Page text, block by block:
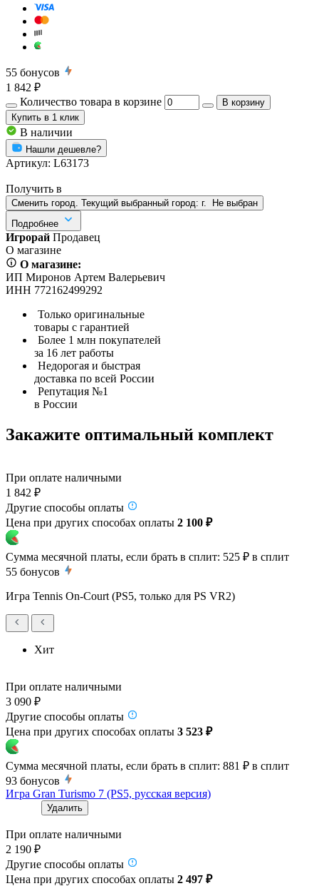
55 бонусов
1 842 ₽
Количество товара в корзине
В корзину
Купить в 1 клик
В наличии
Нашли дешевле?
Артикул: L63173
Получить в
Сменить город. Текущий выбранный город: г.
Не выбран
Подробнее
Игрорай Продавец
О магазине
О магазине:
ИП Миронов Артем Валерьевич
ИНН 772162499292
Только оригинальные
товары с гарантией
Более 1 млн покупателей
за 16 лет работы
Недорогая и быстрая
доставка по всей России
Репутация №1
в России
Закажите оптимальный комплект
При оплате наличными
1 842 ₽
Другие способы оплаты
Цена при других способах оплаты 2 100 ₽
Сумма месячной платы, если брать в сплит: 525 ₽ в сплит
55 бонусов
Игра Tennis On-Court (PS5, только для PS VR2)
Хит
При оплате наличными
3 090 ₽
Другие способы оплаты
Цена при других способах оплаты 3 523 ₽
Сумма месячной платы, если брать в сплит: 881 ₽ в сплит
93 бонусов
Игра Gran Turismo 7 (PS5, русская версия)
Удалить
При оплате наличными
2 190 ₽
Другие способы оплаты
Цена при других способах оплаты 2 497 ₽